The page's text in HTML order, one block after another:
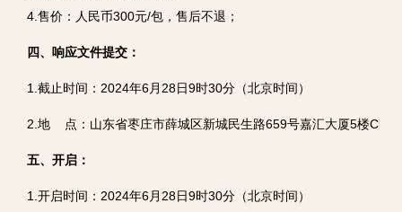
4.售价：人民币300元/包，售后不退；
四、响应文件提交：
1.截止时间：2024年6月28日9时30分（北京时间）
2.地 点：山东省枣庄市薛城区新城民生路659号嘉汇大厦5楼C区
五、开启：
1.开启时间：2024年6月28日9时30分（北京时间）